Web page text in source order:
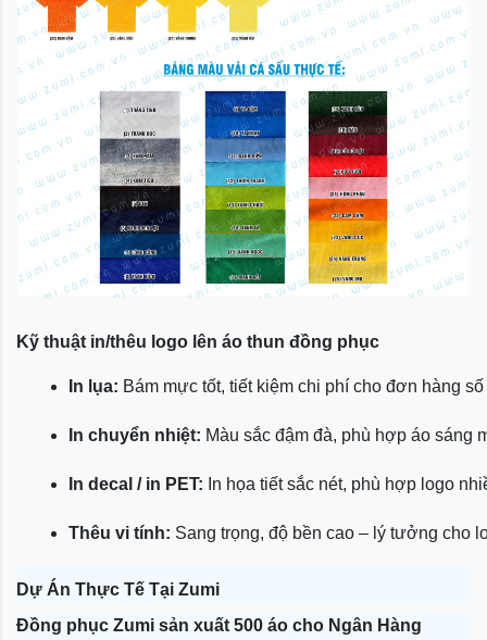
Kỹ thuật in/thêu logo lên áo thun đồng phục
In lụa: Bám mực tốt, tiết kiệm chi phí cho đơn hàng
In chuyển nhiệt: Màu sắc đậm đà, phù hợp áo sáng
In decal / in PET: In họa tiết sắc nét, phù hợp logo
Thêu vi tính: Sang trọng, độ bền cao – lý tưởng cho
Dự Án Thực Tế Tại Zumi
Đồng phục Zumi sản xuất 500 áo cho Ngân Hàng